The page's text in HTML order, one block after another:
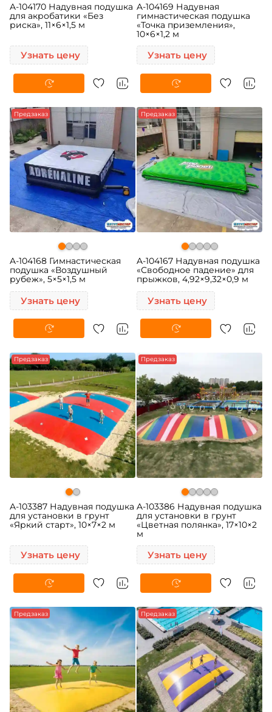
A-104170 Надувная подушка
для акробатики «Без
риска», 11×6×1,5 м
Узнать цену
A-104169 Надувная
гимнастическая подушка
«Точка приземления»,
10×6×1,2 м
Узнать цену
Предзаказ
A-104168 Гимнастическая
подушка «Воздушный
рубеж», 5×5×1,5 м
Узнать цену
Предзаказ
A-104167 Надувная подушка
«Свободное падение» для
прыжков, 4,92×9,32×0,9 м
Узнать цену
Предзаказ
A-103387 Надувная подушка
для установки в грунт
«Яркий старт», 10×7×2 м
Узнать цену
Предзаказ
A-103386 Надувная подушка
для установки в грунт
«Цветная полянка», 17×10×2
м
Узнать цену
Предзаказ Предзаказ